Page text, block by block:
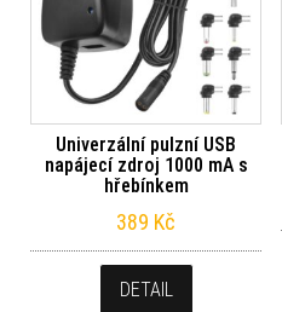
Univerzální pulzní USB
napájecí zdroj 1000 mA s
hřebínkem
389 Kč
DETAIL